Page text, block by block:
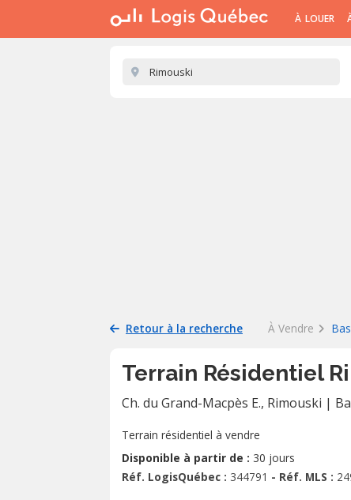
À LOUER
Retour à la recherche À Vendre
Terrain Résidentiel
Ch. du Grand-Macpès E., Rimouski |
Terrain résidentiel à vendre
Disponible à partir de : 30 jours
Réf. LogisQuébec : 344791 - Réf. MLS :